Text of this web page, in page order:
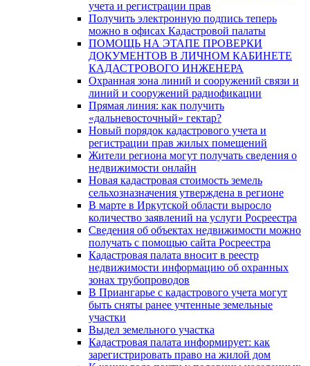
учета и регистрации прав
Получить электронную подпись теперь
можно в офисах Кадастровой палаты
ПОМОЩЬ НА ЭТАПЕ ПРОВЕРКИ
ДОКУМЕНТОВ В ЛИЧНОМ КАБИНЕТЕ
КАДАСТРОВОГО ИНЖЕНЕРА
Охранная зона линий и сооружений связи и
линий и сооружений радиофикации
Прямая линия: как получить
«дальневосточный» гектар?
Новый порядок кадастрового учета и
регистрации прав жилых помещений
Жители региона могут получать сведения о
недвижимости онлайн
Новая кадастровая стоимость земель
сельхозназначения утверждена в регионе
В марте в Иркутской области выросло
количество заявлений на услуги Росреестра
Сведения об объектах недвижимости можно
получать с помощью сайта Росреестра
Кадастровая палата вносит в реестр
недвижимости информацию об охранных
зонах трубопроводов
В Приангарье с кадастрового учета могут
быть сняты ранее учтенные земельные
участки
Выдел земельного участка
Кадастровая палата информирует: как
зарегистрировать право на жилой дом